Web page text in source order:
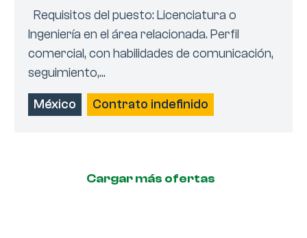
Requisitos del puesto: Licenciatura o
Ingeniería en el área relacionada. Perfil
comercial, con habilidades de comunicación,
seguimiento,...
México Contrato indefinido
Cargar más ofertas